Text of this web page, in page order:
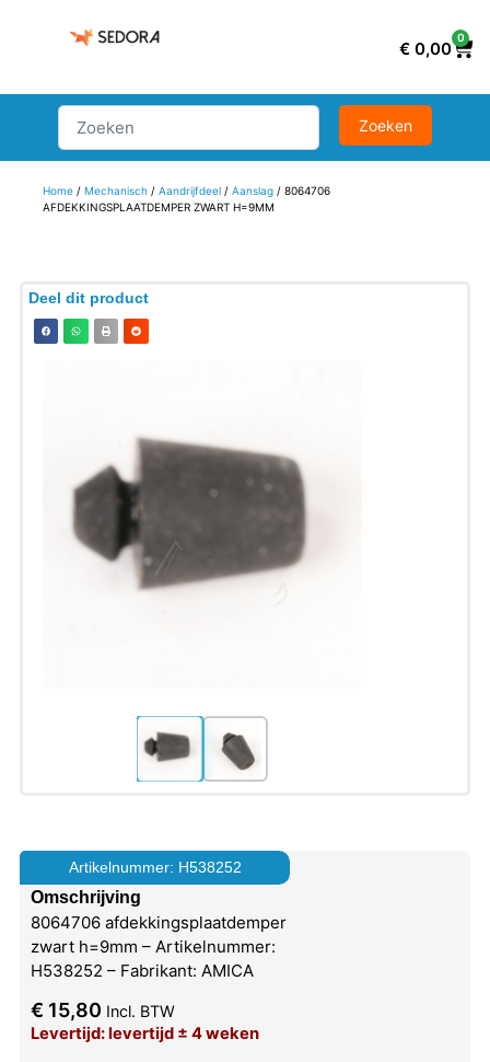
€ 0,00
0
Home/ Mechanisch/ Aandrijfdeel/ Aanslag/ 8064706
AFDEKKINGSPLAATDEMPER ZWART H=9MM
Deel dit product
Artikelnummer: H538252
Omschrijving
8064706 afdekkingsplaatdemper
zwart h=9mm – Artikelnummer:
H538252 – Fabrikant: AMICA
€ 15,80 Incl. BTW
Levertijd: levertijd ± 4 weken